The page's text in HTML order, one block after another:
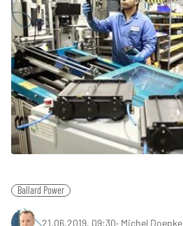
Ballard Power
21.06.2019, 09:30‧ Michel Doepke